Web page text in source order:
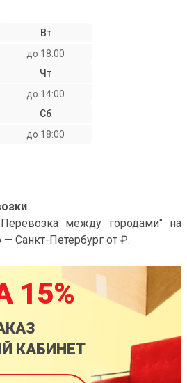
Вт
до 18:00
Чт
до 14:00
Сб
до 18:00
между городами" на
Санкт-Петербург от ₽.
15%
КАБИНЕТ